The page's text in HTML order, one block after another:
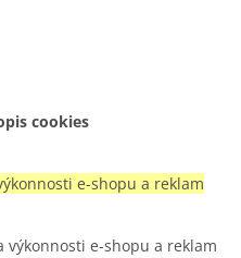
cookies
e-shopu a reklam
výkonnosti e-shopu a reklam